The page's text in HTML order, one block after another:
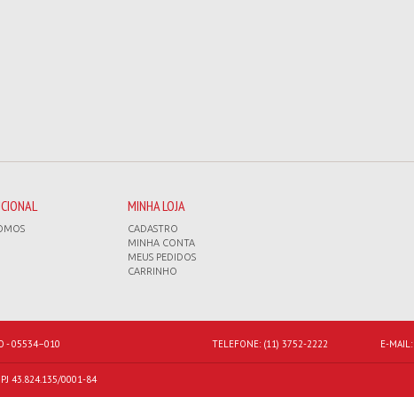
MINHA LOJA
CADASTRO
MINHA CONTA
MEUS PEDIDOS
CARRINHO
- 05534–010 TELEFONE: (11) 3752-2222 E-MAIL:
43.824.135/0001-84